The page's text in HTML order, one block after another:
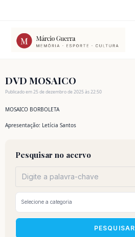
conteúdo
DVD MOSAICO
Publicado em 25 de dezembro de 2025 às 22:50
MOSAICO BORBOLETA
Apresentação: Letícia Santos
Pesquisar no acervo
PESQUISAR